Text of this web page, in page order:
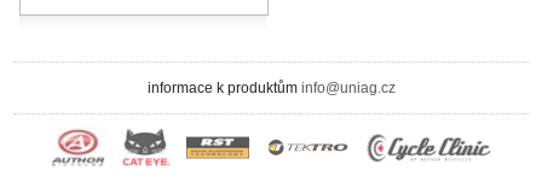
informace k produktům info@uniag.cz